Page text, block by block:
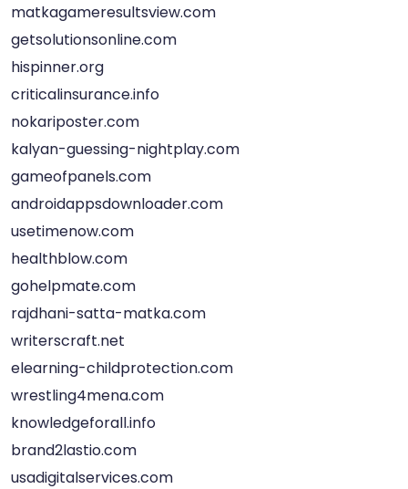
matkagameresultsview.com
getsolutionsonline.com
hispinner.org
criticalinsurance.info
nokariposter.com
kalyan-guessing-nightplay.com
gameofpanels.com
androidappsdownloader.com
usetimenow.com
healthblow.com
gohelpmate.com
rajdhani-satta-matka.com
writerscraft.net
elearning-childprotection.com
wrestling4mena.com
knowledgeforall.info
brand2lastio.com
usadigitalservices.com